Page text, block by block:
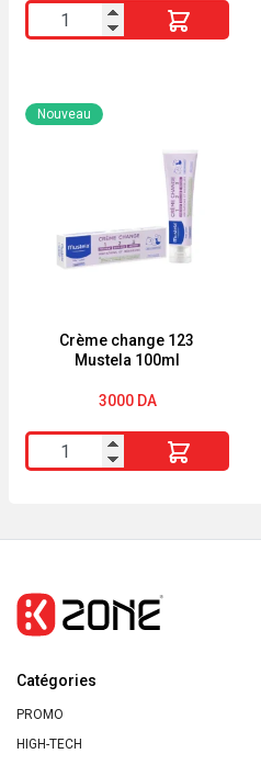
quantité
de
Cotton
Tige
Crème change 123
Mustela 100ml
Nouveau
3000 DA
quantité
de
Mustela
100ml
Catégories
PROMO
HIGH-TECH